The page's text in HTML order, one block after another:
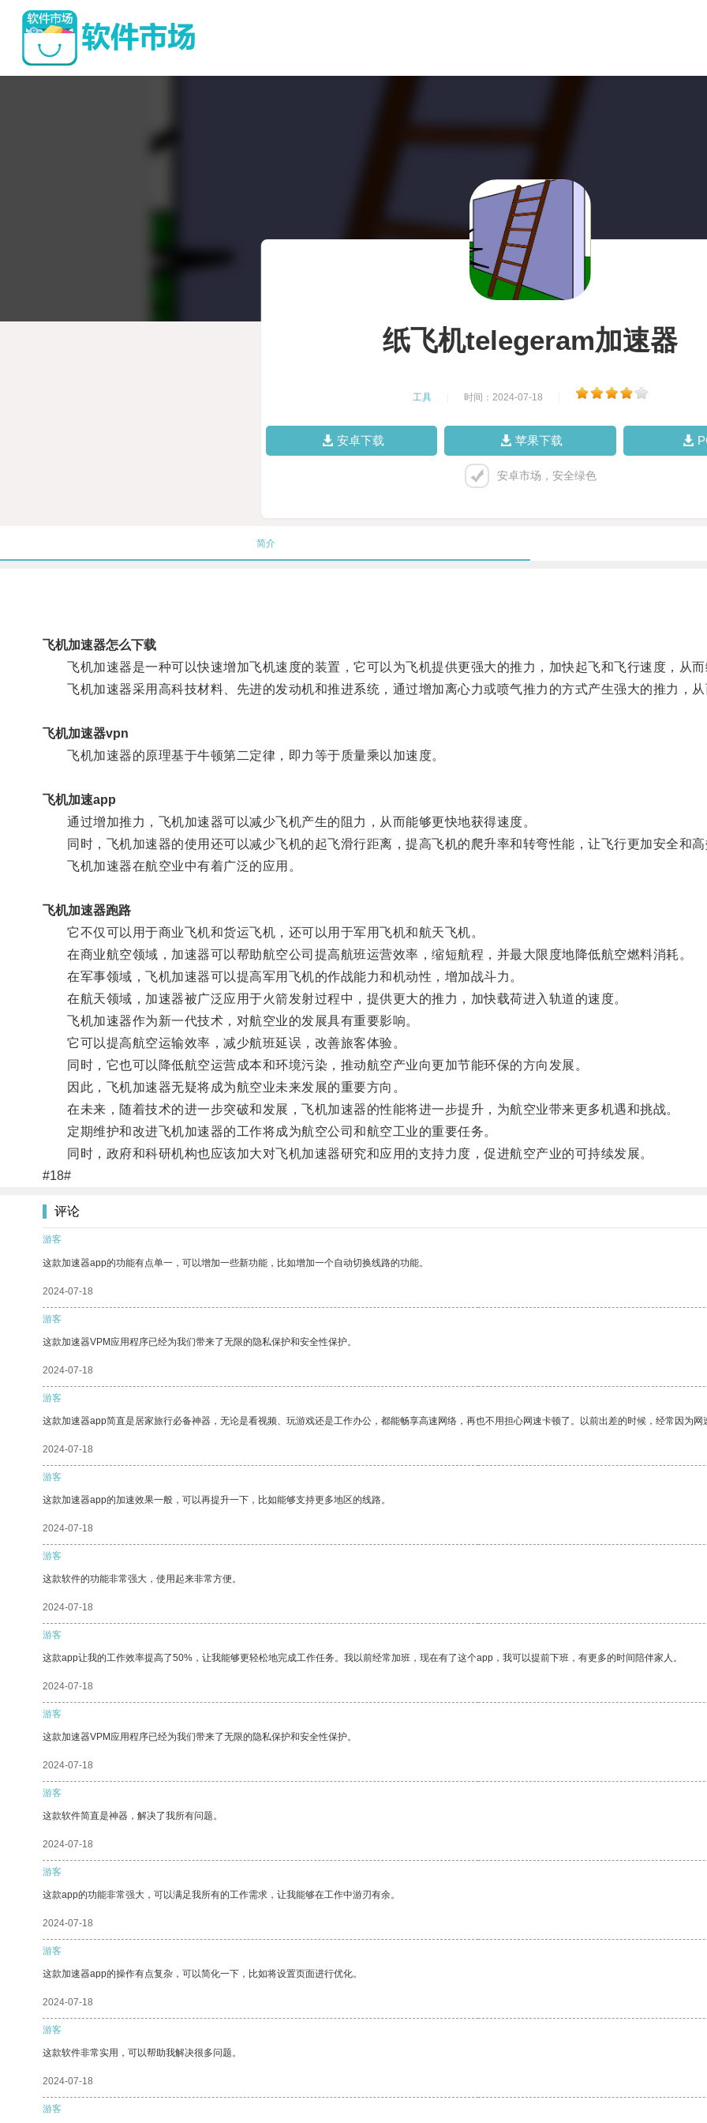
纸飞机telegeram加速器
工具 时间：2024-07-18
安卓下载 苹果下载
安卓市场，安全绿色
简介
飞机加速器怎么下载
飞机加速器是一种可以快速增加飞机速度的装置，它可以为飞机提供更强大的推力，加快起飞和飞行速度，从
飞机加速器采用高科技材料、先进的发动机和推进系统，通过增加离心力或喷气推力的方式产生强大的推力，
飞机加速器vpn
飞机加速器的原理基于牛顿第二定律，即力等于质量乘以加速度。
飞机加速app
通过增加推力，飞机加速器可以减少飞机产生的阻力，从而能够更快地获得速度。
同时，飞机加速器的使用还可以减少飞机的起飞滑行距离，提高飞机的爬升率和转弯性能，让飞行更加安全和
飞机加速器在航空业中有着广泛的应用。
飞机加速器跑路
它不仅可以用于商业飞机和货运飞机，还可以用于军用飞机和航天飞机。
在商业航空领域，加速器可以帮助航空公司提高航班运营效率，缩短航程，并最大限度地降低航空燃料消耗。
在军事领域，飞机加速器可以提高军用飞机的作战能力和机动性，增加战斗力。
在航天领域，加速器被广泛应用于火箭发射过程中，提供更大的推力，加快载荷进入轨道的速度。
飞机加速器作为新一代技术，对航空业的发展具有重要影响。
它可以提高航空运输效率，减少航班延误，改善旅客体验。
同时，它也可以降低航空运营成本和环境污染，推动航空产业向更加节能环保的方向发展。
因此，飞机加速器无疑将成为航空业未来发展的重要方向。
在未来，随着技术的进一步突破和发展，飞机加速器的性能将进一步提升，为航空业带来更多机遇和挑战。
定期维护和改进飞机加速器的工作将成为航空公司和航空工业的重要任务。
同时，政府和科研机构也应该加大对飞机加速器研究和应用的支持力度，促进航空产业的可持续发展。
#18#
评论
游客
这款加速器app的功能有点单一，可以增加一些新功能，比如增加一个自动切换线路的功能。
2024-07-18
游客
这款加速器VPM应用程序已经为我们带来了无限的隐私保护和安全性保护。
2024-07-18
游客
这款加速器app简直是居家旅行必备神器，无论是看视频、玩游戏还是工作办公，都能畅享高速网络，再也不用担心网速卡顿了。以前出差的时候，经常因为
2024-07-18
游客
这款加速器app的加速效果一般，可以再提升一下，比如能够支持更多地区的线路。
2024-07-18
游客
这款软件的功能非常强大，使用起来非常方便。
2024-07-18
游客
这款app让我的工作效率提高了50%，让我能够更轻松地完成工作任务。我以前经常加班，现在有了这个app，我可以提前下班，有更多的时间陪伴家人。
2024-07-18
游客
这款加速器VPM应用程序已经为我们带来了无限的隐私保护和安全性保护。
2024-07-18
游客
这款软件简直是神器，解决了我所有问题。
2024-07-18
游客
这款app的功能非常强大，可以满足我所有的工作需求，让我能够在工作中游刃有余。
2024-07-18
游客
这款加速器app的操作有点复杂，可以简化一下，比如将设置页面进行优化。
2024-07-18
游客
这款软件非常实用，可以帮助我解决很多问题。
2024-07-18
游客